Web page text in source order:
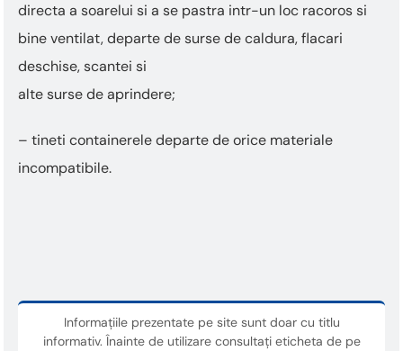
directa a soarelui si a se pastra intr-un loc racoros si
bine ventilat, departe de surse de caldura, flacari
deschise, scantei si
alte surse de aprindere;
– tineti containerele departe de orice materiale
incompatibile.
Informațiile prezentate pe site sunt doar cu titlu
informativ. Înainte de utilizare consultați eticheta de pe